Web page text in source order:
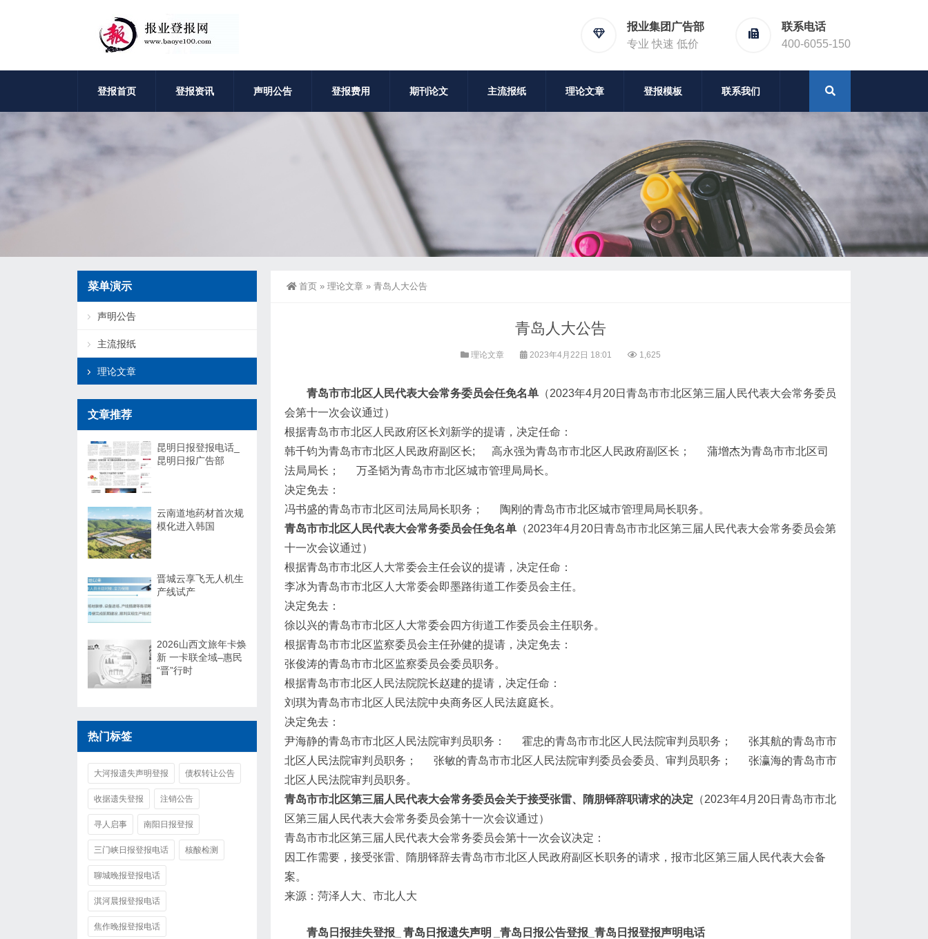
报业集团广告部
专业 快速 低价
联系电话
400-6055-150
登报首页 登报资讯 声明公告 登报费用 期刊论文 主流报纸 理论文章 登报模板 联系我们
首页 » 理论文章 » 青岛人大公告
青岛人大公告
理论文章 2023年4月22日 18:01 1,625
青岛市市北区人民代表大会常务委员会任免名单 （2023年4月20日青岛市市北区第三届人民代表大会常务委员
会第十一次会议通过）
根据青岛市市北区人民政府区长刘新学的提请，决定任命：
韩千钧为青岛市市北区人民政府副区长; 高永强为青岛市市北区人民政府副区长； 蒲增杰为青岛市市北区司
法局局长； 万圣韬为青岛市市北区城市管理局局长。
决定免去：
冯书盛的青岛市市北区司法局局长职务； 陶刚的青岛市市北区城市管理局局长职务。
青岛市市北区人民代表大会常务委员会任免名单 （2023年4月20日青岛市市北区第三届人民代表大会常务委员会第
十一次会议通过）
根据青岛市市北区人大常委会主任会议的提请，决定任命：
李冰为青岛市市北区人大常委会即墨路街道工作委员会主任。
决定免去：
徐以兴的青岛市市北区人大常委会四方街道工作委员会主任职务。
根据青岛市市北区监察委员会主任孙健的提请，决定免去：
张俊涛的青岛市市北区监察委员会委员职务。
根据青岛市市北区人民法院院长赵建的提请，决定任命：
刘琪为青岛市市北区人民法院中央商务区人民法庭庭长。
决定免去：
尹海静的青岛市市北区人民法院审判员职务： 霍忠的青岛市市北区人民法院审判员职务； 张其航的青岛市市
北区人民法院审判员职务； 张敏的青岛市市北区人民法院审判委员会委员、审判员职务； 张瀛海的青岛市市
北区人民法院审判员职务。
青岛市市北区第三届人民代表大会常务委员会关于接受张雷、隋朋铎辞职请求的决定 （2023年4月20日青岛市市北
区第三届人民代表大会常务委员会第十一次会议通过）
青岛市市北区第三届人民代表大会常务委员会第十一次会议决定：
因工作需要，接受张雷、隋朋铎辞去青岛市市北区人民政府副区长职务的请求，报市北区第三届人民代表大会备
案。
来源：菏泽人大、市北人大
青岛日报挂失登报_ 青岛日报遗失声明 _青岛日报公告登报_青岛日报登报声明电话
菜单演示
声明公告
主流报纸
理论文章
文章推荐
昆明日报登报电话_
昆明日报广告部
云南道地药材首次规
模化进入韩国
晋城云享飞无人机生
产线试产
2026山西文旅年卡焕
新 一卡联全域–惠民
“晋”行时
热门标签
大河报遗失声明登报 债权转让公告
收据遗失登报 注销公告
寻人启事 南阳日报登报
三门峡日报登报电话 核酸检测
聊城晚报登报电话
淇河晨报登报电话
焦作晚报登报电话